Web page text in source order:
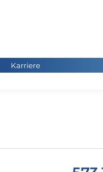
Karriere